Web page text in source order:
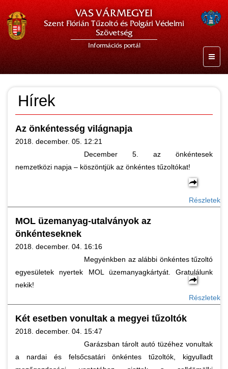
VAS VÁRMEGYEI
Szent Flórián Tűzoltó és Polgári Védelmi
Szövetség
Információs portál
Hírek
Az önkéntesség világnapja
2018. december. 05. 12:21
December 5. az önkéntesek
nemzetközi napja – köszöntjük az önkéntes tűzoltókat!
Részletek
MOL üzemanyag-utalványok az
önkénteseknek
2018. december. 04. 16:16
Megyénkben az alábbi önkéntes tűzoltó
egyesületek nyertek MOL üzemanyagkártyát. Gratulálunk
nekik!
Részletek
Két esetben vonultak a megyei tűzoltók
2018. december. 04. 15:47
Garázsban tárolt autó tüzéhez vonultak
a nardai és felsőcsatári önkéntes tűzoltók, kigyulladt